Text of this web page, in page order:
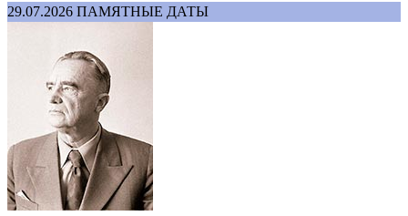
29.07.2026 ПАМЯТНЫЕ ДАТЫ